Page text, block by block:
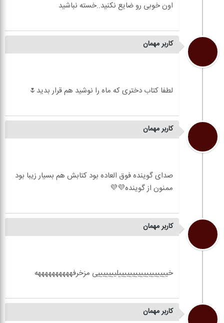
کاربر مهمان
کاربر مهمان
صدای گوینده فوق العاده بود کتابش هم بسیار زیبا بود
کاربر مهمان
کاربر مهمان